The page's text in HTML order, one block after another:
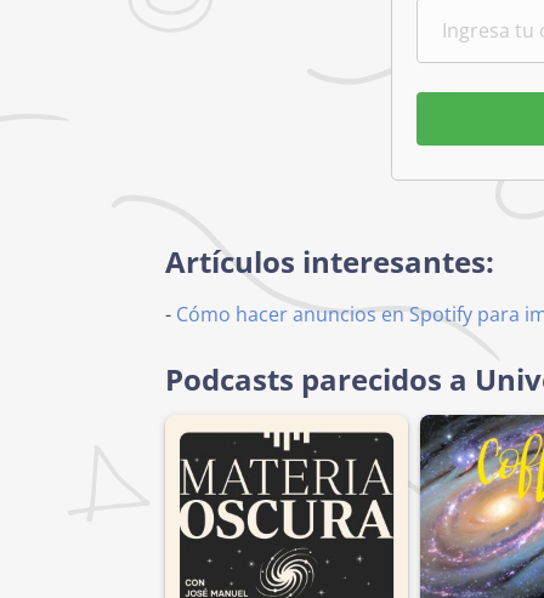
Artículos interesantes:
- Cómo hacer anuncios en Spotify para
Podcasts parecidos a